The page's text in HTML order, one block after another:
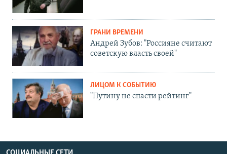
ГРАНИ ВРЕМЕНИ
Андрей Зубов: "Россияне считают
советскую власть своей"
ЛИЦОМ К СОБЫТИЮ
"Путину не спасти рейтинг"